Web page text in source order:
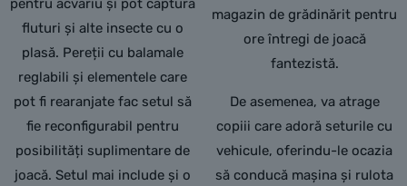
pentru acvariu și pot captura
fluturi și alte insecte cu o
plasă. Pereții cu balamale
reglabili și elementele care
pot fi rearanjate fac setul să
fie reconfigurabil pentru
posibilități suplimentare de
joacă. Setul mai include și o
magazin de grădinărit pentru
ore întregi de joacă
fantezistă.
De asemenea, va atrage
copiii care adoră seturile cu
vehicule, oferindu-le ocazia
să conducă mașina și rulota